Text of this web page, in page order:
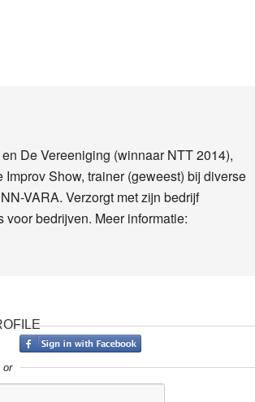
De Vereeniging (winnaar NTT 2014),
Show, trainer (geweest) bij diverse
VARA. Verzorgt met zijn bedrijf
bedrijven. Meer informatie:
or